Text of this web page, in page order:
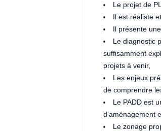
Le projet de
Il est réaliste
Il présente
Le diagnostic
suffisamment
projets à venir,
Les enjeux
de comprendre
Le PADD est
d’aménagement
Le zonage